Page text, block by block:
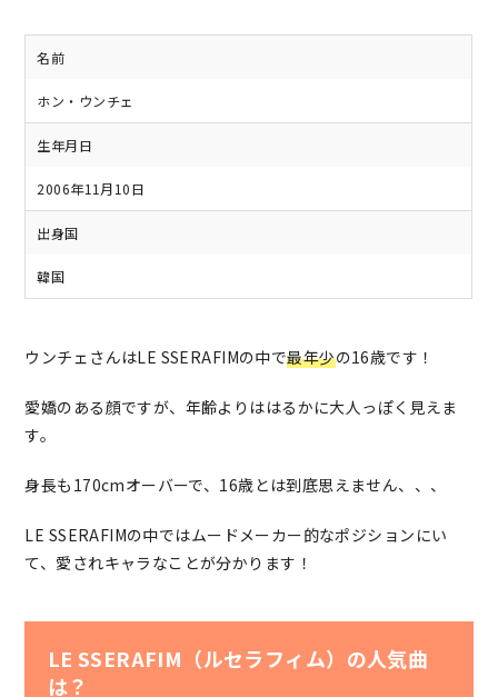
名前
ホン・ウンチェ
生年月日
2006年11月10日
出身国
韓国
ウンチェさんはLE SSERAFIMの中で最年少の16歳です！
愛嬌のある顔ですが、年齢よりははるかに大人っぽく見えま
す。
身長も170cmオーバーで、16歳とは到底思えません、、、
LE SSERAFIMの中ではムードメーカー的なポジションにい
て、愛されキャラなことが分かります！
LE SSERAFIM（ルセラフィム）の人気曲
は？